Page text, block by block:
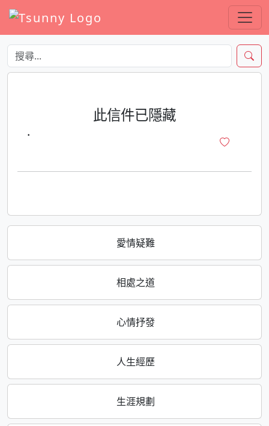
愛情疑難
相處之道
心情抒發
人生經歷
生涯規劃
此信件已隱藏
·